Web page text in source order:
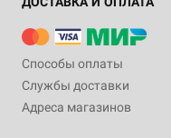
Способы оплаты
Службы доставки
Адреса магазинов